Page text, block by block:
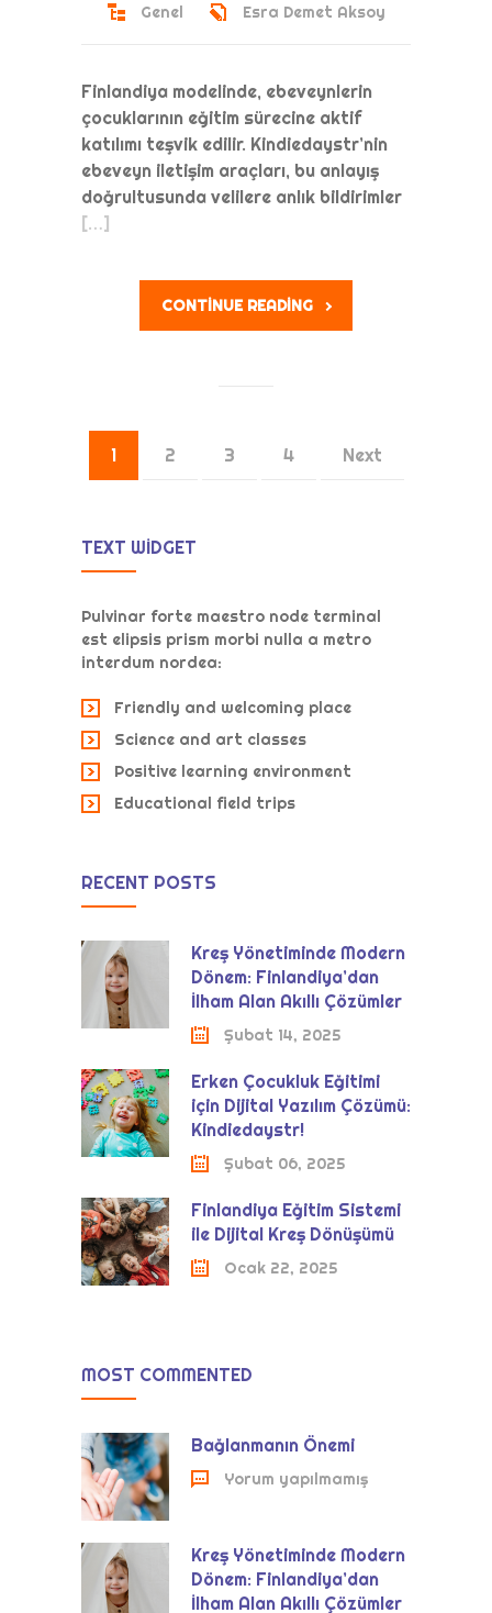
Genel Esra Demet Aksoy
Finlandiya modelinde, ebeveynlerin
çocuklarının eğitim sürecine aktif
katılımı teşvik edilir. Kindiedaystr’nin
ebeveyn iletişim araçları, bu anlayış
doğrultusunda velilere anlık bildirimler
[…]
CONTINUE READING
1 2 3 4 Next
TEXT WIDGET
Pulvinar forte maestro node terminal
est elipsis prism morbi nulla a metro
interdum nordea:
Friendly and welcoming place
Science and art classes
Positive learning environment
Educational field trips
RECENT POSTS
Kreş Yönetiminde Modern
Dönem: Finlandiya’dan
İlham Alan Akıllı Çözümler
Şubat 14, 2025
Erken Çocukluk Eğitimi
için Dijital Yazılım Çözümü:
Kindiedaystr!
Şubat 06, 2025
Finlandiya Eğitim Sistemi
ile Dijital Kreş Dönüşümü
Ocak 22, 2025
MOST COMMENTED
Bağlanmanın Önemi
Yorum yapılmamış
Kreş Yönetiminde Modern
Dönem: Finlandiya’dan
İlham Alan Akıllı Çözümler